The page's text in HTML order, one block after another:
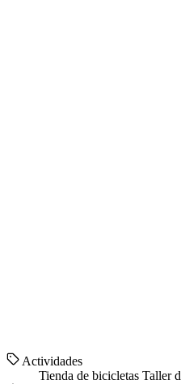
Actividades
Tienda de bicicletas Taller